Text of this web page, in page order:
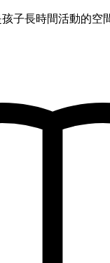
子長時間活動的空